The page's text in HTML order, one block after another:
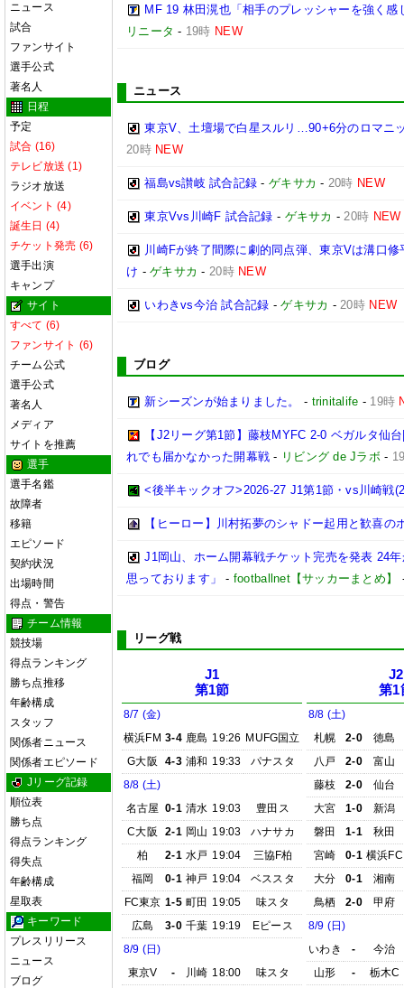
ニュース
試合
ファンサイト
選手公式
著名人
日程
予定
試合 (16)
テレビ放送 (1)
ラジオ放送
イベント (4)
誕生日 (4)
チケット発売 (6)
選手出演
キャンプ
サイト
すべて (6)
ファンサイト (6)
チーム公式
選手公式
著名人
メディア
サイトを推薦
選手
選手名鑑
故障者
移籍
エピソード
契約状況
出場時間
得点・警告
チーム情報
競技場
得点ランキング
勝ち点推移
年齢構成
スタッフ
関係者ニュース
関係者エピソード
Jリーグ記録
順位表
勝ち点
得点ランキング
得失点
年齢構成
星取表
キーワード
プレスリリース
ニュース
ブログ
MF 19 林田滉也「相手のプレッシャーを強く
リニータ - 19時 NEW
ニュース
東京V、土壇場で白星スルリ…90+6分のロマニ
20時 NEW
福島vs讃岐 試合記録 -ゲキサカ - 20時 NEW
東京Vvs川崎F 試合記録 - ゲキサカ -20時 NEW
川崎Fが終了間際に劇的同点弾、東京Vは溝口
け -ゲキサカ - 20時 NEW
いわきvs今治 試合記録 -ゲキサカ -20時 NEW
ブログ
新シーズンが始まりました。 - trinitalife - 19時
【J2リーグ第1節】藤枝MYFC 2-0 ベガルタ仙
れでも届かなかった開幕戦 - リビング de Jラボ-
<後半キックオフ>2026-27 J1第1節・vs川崎戦
【ヒーロー】川村拓夢のシャドー起用と歓喜の
J1岡山、ホーム開幕戦チケット完売を発表 24
思っております」
- footballnet【サッカーまとめ】
リーグ戦
J1
第1節
8/7 (金)
横浜FM 3-4 鹿島 19:26 MUFG国立
G大阪
4-3 浦和 19:33
パナスタ
8/8 (土)
名古屋 0-1 清水 19:03
豊田ス
C大阪
2-1 岡山 19:03
ハナサカ
柏
2-1 水戸 19:04
三協F柏
福岡
0-1 神戸 19:04
ベススタ
FC東京 1-5 町田 19:05
味スタ
広島
3-0 千葉 19:19
Eピース
8/9 (日)
東京V
- 川崎 18:00
味スタ
J2
第1
8/8 (土)
札幌
2-0
徳島
八戸
2-0
富山
藤枝
2-0
仙台
大宮
1-0
新潟
磐田
1-1
秋田
宮崎
0-1 横浜FC
大分
0-1
湘南
鳥栖
2-0
甲府
8/9 (日)
いわき
-
今治
山形
- 栃木C